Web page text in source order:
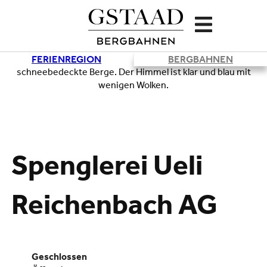
FERIENREGION BERGBAHNEN
Spenglerei Ueli
Reichenbach AG
geschlossen